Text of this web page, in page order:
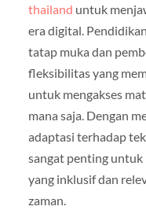
thailand untuk
era digital.
tatap muka dan
fleksibilitas yang
untuk mengakses
mana saja. Dengan
adaptasi terhadap
sangat penting
yang inklusif dan
zaman.